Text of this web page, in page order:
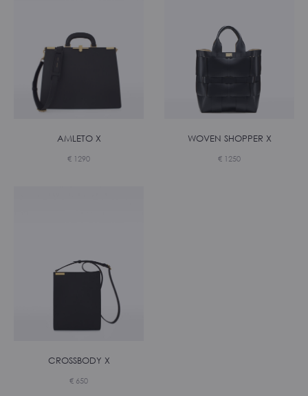
AMLETO X
€ 1290
WOVEN SHOPPER X
€ 1250
CROSSBODY X
€ 650